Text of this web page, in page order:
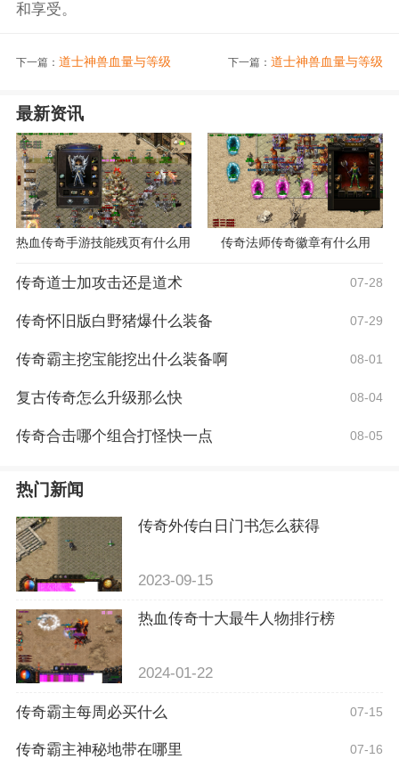
和享受。
下一篇： 道士神兽血量与等级 下一篇：道士神兽血量与等级
最新资讯
热血传奇手游技能残页有什么用 传奇法师传奇徽章有什么用
传奇道士加攻击还是道术 07-28
传奇怀旧版白野猪爆什么装备 07-29
传奇霸主挖宝能挖出什么装备啊 08-01
复古传奇怎么升级那么快 08-04
传奇合击哪个组合打怪快一点 08-05
热门新闻
传奇外传白日门书怎么获得
2023-09-15
热血传奇十大最牛人物排行榜
2024-01-22
传奇霸主每周必买什么 07-15
传奇霸主神秘地带在哪里 07-16